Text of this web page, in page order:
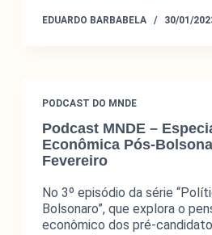
EDUARDO BARBABELA 30/01/
PODCAST DO MNDE
Podcast MNDE –
Econômica Pós-
Fevereiro
No 3º episódio da série
Bolsonaro”, que explora o
econômico dos pré-